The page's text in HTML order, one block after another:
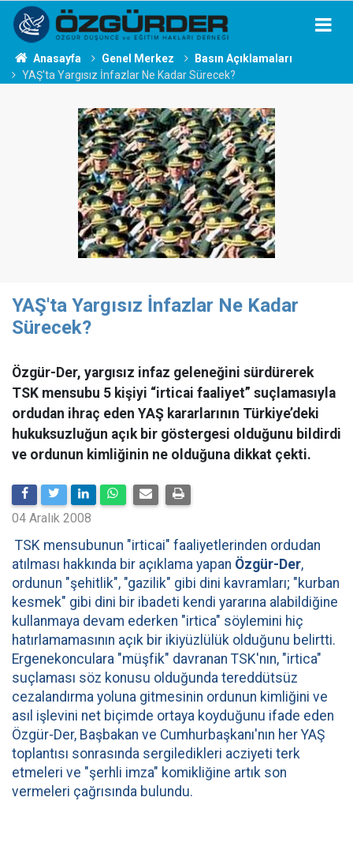
Anasayfa Genel Merkez
Basın Açıklamaları
YAŞ'ta Yargısız İnfazlar Ne Kadar Sürecek?
YAŞ'ta Yargısız İnfazlar Ne Kadar
Sürecek?
Özgür-Der, yargısız infaz geleneğini sürdürerek
TSK mensubu 5 kişiyi “irticai faaliyet” suçlamasıyla
ordudan ihraç eden YAŞ kararlarının Türkiye’deki
hukuksuzluğun açık bir göstergesi olduğunu bildirdi
ve ordunun kimliğinin ne olduğuna dikkat çekti.
04 Aralık 2008
TSK mensubunun "irticai" faaliyetlerinden ordudan
atılması hakkında bir açıklama yapan Özgür-Der,
ordunun "şehitlik", "gazilik" gibi dini kavramları; "kurban
kesmek" gibi dini bir ibadeti kendi yararına alabildiğine
kullanmaya devam ederken "irtica" söylemini hiç
hatırlamamasının açık bir ikiyüzlülük olduğunu belirtti.
Ergenekonculara "müşfik" davranan TSK'nın, "irtica"
suçlaması söz konusu olduğunda tereddütsüz
cezalandırma yoluna gitmesinin ordunun kimliğini ve
asıl işlevini net biçimde ortaya koyduğunu ifade eden
Özgür-Der, Başbakan ve Cumhurbaşkanı'nın her YAŞ
toplantısı sonrasında sergiledikleri acziyeti terk
etmeleri ve "şerhli imza" komikliğine artık son
vermeleri çağrısında bulundu.